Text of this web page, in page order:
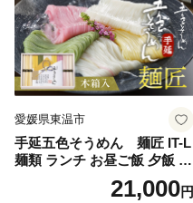
愛媛県東温市
手延五色そうめん 麺匠 IT-L
麺類 ランチ お昼ご飯 夕飯 晩
御飯 手延べそうめん そうめ
ん詰合せ 華やか 贈り物
21,000円